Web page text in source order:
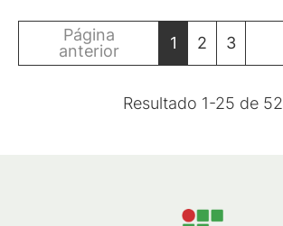
Página
anterior
1 2 3
Resultado 1-25 de 52